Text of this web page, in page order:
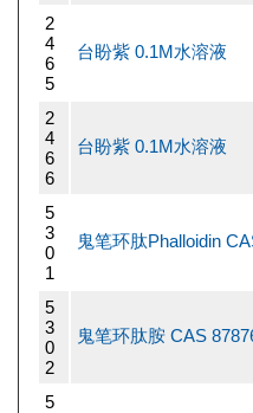
2
4
6
5
台盼紫 0.1M水溶液
2
4
6
6
台盼紫 0.1M水溶液
5
3
0
1
鬼笔环肽Phalloidin
5
3
0
2
鬼笔环肽胺 CAS
5